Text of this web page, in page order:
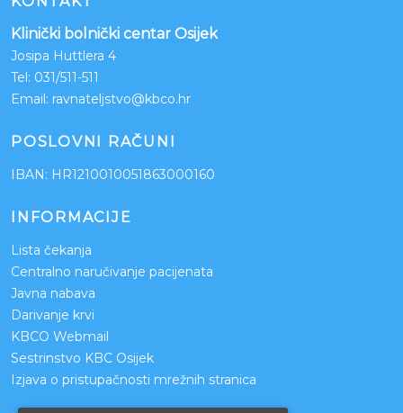
Klinički bolnički centar Osijek
Josipa Huttlera 4
Tel: 031/511-511
Email: ravnateljstvo@kbco.hr
POSLOVNI RAČUNI
IBAN: HR1210010051863000160
INFORMACIJE
Lista čekanja
Centralno naručivanje pacijenata
Javna nabava
Darivanje krvi
KBCO Webmail
Sestrinstvo KBC Osijek
Izjava o pristupačnosti mrežnih stranica